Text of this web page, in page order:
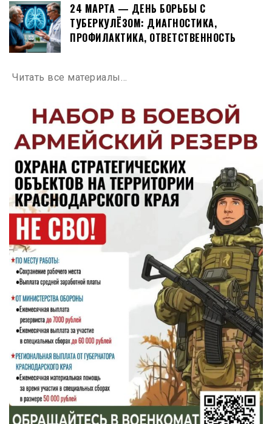
24 МАРТА — ДЕНЬ БОРЬБЫ С
ТУБЕРКУЛЁЗОМ: ДИАГНОСТИКА,
ПРОФИЛАКТИКА, ОТВЕТСТВЕННОСТЬ
Читать все материалы…